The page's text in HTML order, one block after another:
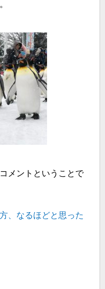
メントということで
、なるほどと思った